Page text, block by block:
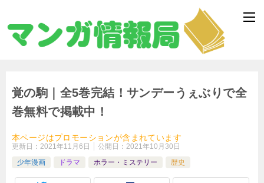
覚の駒｜全5巻完結！サンデーうぇぶりで全
巻無料で掲載中！
本ページはプロモーションが含まれています
更新日： 2021年11月6日 公開日： 2021年10月30日
少年漫画
ドラマ ホラー・ミステリー 歴史